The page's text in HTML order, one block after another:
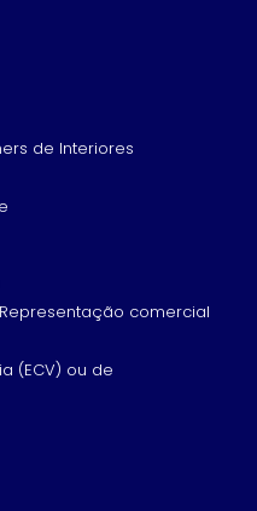
de Interiores
comercial
(ECV) ou de